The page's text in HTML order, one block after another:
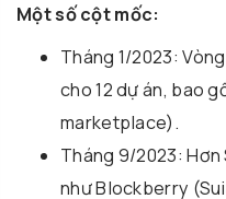
Một số cột mốc:
Tháng 1/2023:
cho 12 dự án, bao
marketplace).
Tháng 9/2023: Hơn
như Blockberry